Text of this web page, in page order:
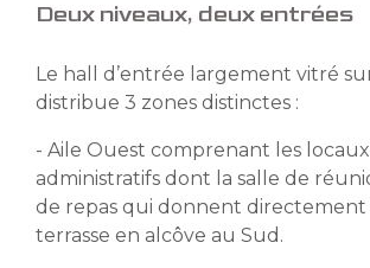
Deux niveaux, deux entrées
Le hall d’entrée largement vitré sur
distribue 3 zones distinctes :
- Aile Ouest comprenant les
administratifs dont la salle de
de repas qui donnent
terrasse en alcôve au Sud.